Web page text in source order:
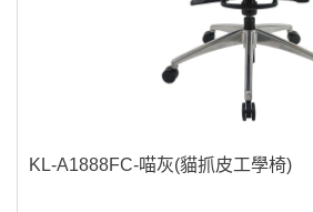
KL-A1888FC-喵灰(貓抓皮工學椅)